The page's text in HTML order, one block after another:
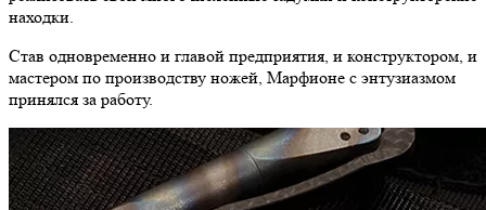
находки.
Став одновременно и главой предприятия, и конструктором, и
мастером по производству ножей, Марфионе с энтузиазмом
принялся за работу.